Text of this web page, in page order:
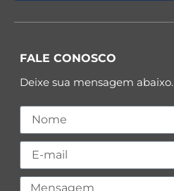
FALE CONOSCO
Deixe sua mensagem abaixo.